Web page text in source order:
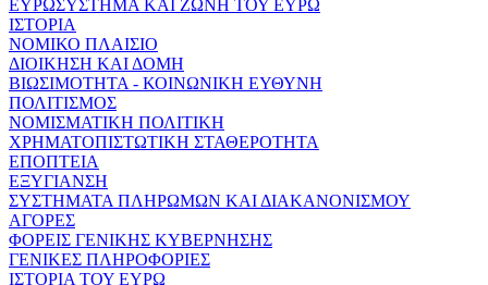
ΕΥΡΩΣΥΣΤΗΜΑ ΚΑΙ ΖΩΝΗ ΤΟΥ ΕΥΡΩ
ΙΣΤΟΡΙΑ
ΝΟΜΙΚΟ ΠΛΑΙΣΙΟ
ΔΙΟΙΚΗΣΗ ΚΑΙ ΔΟΜΗ
ΒΙΩΣΙΜΟΤΗΤΑ - ΚΟΙΝΩΝΙΚΗ ΕΥΘΥΝΗ
ΠΟΛΙΤΙΣΜΟΣ
ΝΟΜΙΣΜΑΤΙΚΗ ΠΟΛΙΤΙΚΗ
ΧΡΗΜΑΤΟΠΙΣΤΩΤΙΚΗ ΣΤΑΘΕΡΟΤΗΤΑ
ΕΠΟΠΤΕΙΑ
ΕΞΥΓΙΑΝΣΗ
ΣΥΣΤΗΜΑΤΑ ΠΛΗΡΩΜΩΝ ΚΑΙ ΔΙΑΚΑΝΟΝΙΣΜΟΥ
ΑΓΟΡΕΣ
ΦΟΡΕΙΣ ΓΕΝΙΚΗΣ ΚΥΒΕΡΝΗΣΗΣ
ΓΕΝΙΚΕΣ ΠΛΗΡΟΦΟΡΙΕΣ
ΙΣΤΟΡΙΑ ΤΟΥ ΕΥΡΩ